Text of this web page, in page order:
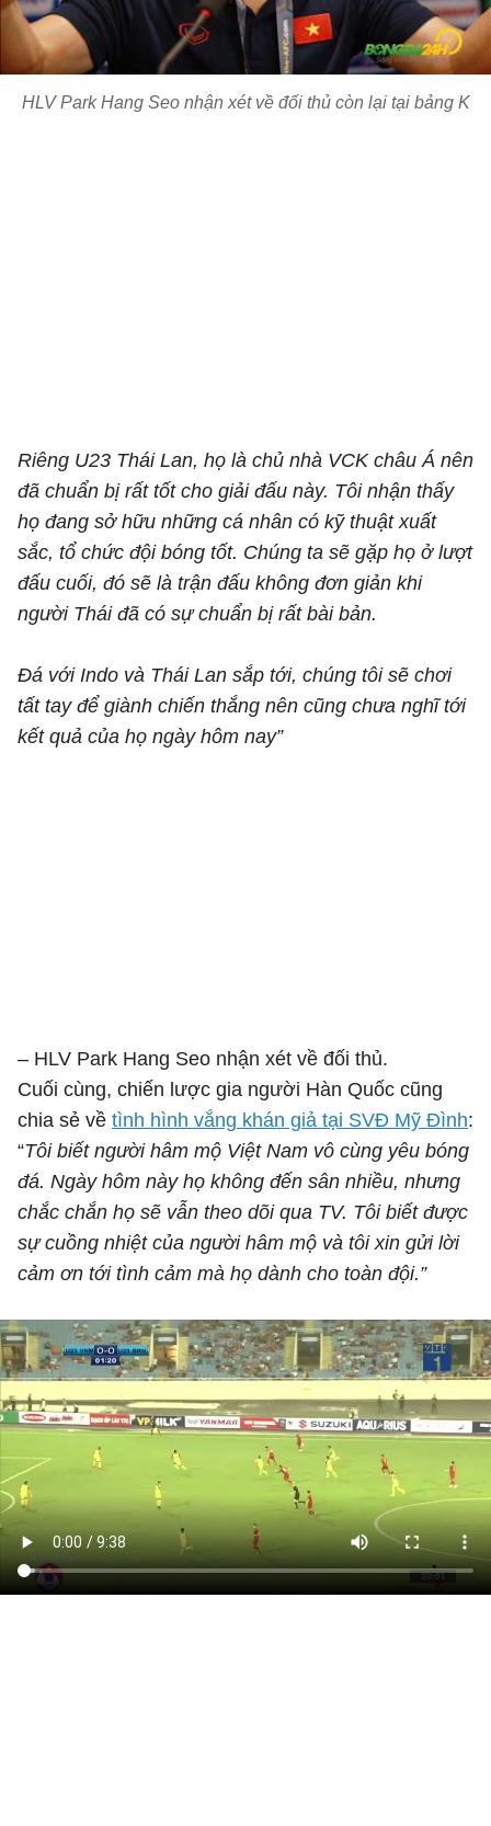
HLV Park Hang Seo nhận xét về đối thủ còn lại tại bảng K
Riêng U23 Thái Lan, họ là chủ nhà VCK châu Á nên
đã chuẩn bị rất tốt cho giải đấu này. Tôi nhận thấy
họ đang sở hữu những cá nhân có kỹ thuật xuất
sắc, tổ chức đội bóng tốt. Chúng ta sẽ gặp họ ở lượt
đấu cuối, đó sẽ là trận đấu không đơn giản khi
người Thái đã có sự chuẩn bị rất bài bản.
Đá với Indo và Thái Lan sắp tới, chúng tôi sẽ chơi
tất tay để giành chiến thắng nên cũng chưa nghĩ tới
kết quả của họ ngày hôm nay”
– HLV Park Hang Seo nhận xét về đối thủ.
Cuối cùng, chiến lược gia người Hàn Quốc cũng
chia sẻ về tình hình vắng khán giả tại SVĐ Mỹ Đình:
“Tôi biết người hâm mộ Việt Nam vô cùng yêu bóng
đá. Ngày hôm này họ không đến sân nhiều, nhưng
chắc chắn họ sẽ vẫn theo dõi qua TV. Tôi biết được
sự cuồng nhiệt của người hâm mộ và tôi xin gửi lời
cảm ơn tới tình cảm mà họ dành cho toàn đội.”